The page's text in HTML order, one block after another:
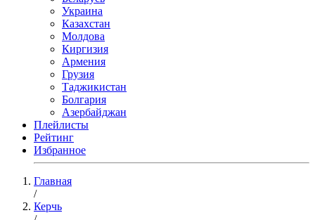
Украина
Казахстан
Молдова
Киргизия
Армения
Грузия
Таджикистан
Болгария
Азербайджан
Плейлисты
Рейтинг
Избранное
Главная
/
Керчь